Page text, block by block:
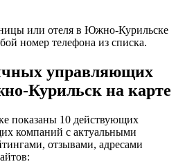
или отеля в Южно-Курильске
номер телефона из списка.
управляющих
Курильск на карте
показаны 10 действующих
компаний с актуальными
отзывами, адресами